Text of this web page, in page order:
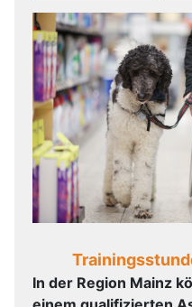
In der Region Mainz